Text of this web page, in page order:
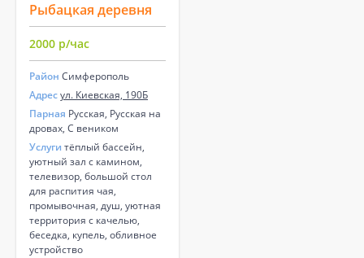
Рыбацкая деревня
2000 р/час
Район Симферополь
Адресул. Киевская, 190Б
Парная Русская, Русская на
дровах, С веником
Услуги тёплый бассейн,
уютный зал с камином,
телевизор, большой стол
для распития чая,
промывочная, душ, уютная
территория с качелью,
беседка, купель, обливное
устройство